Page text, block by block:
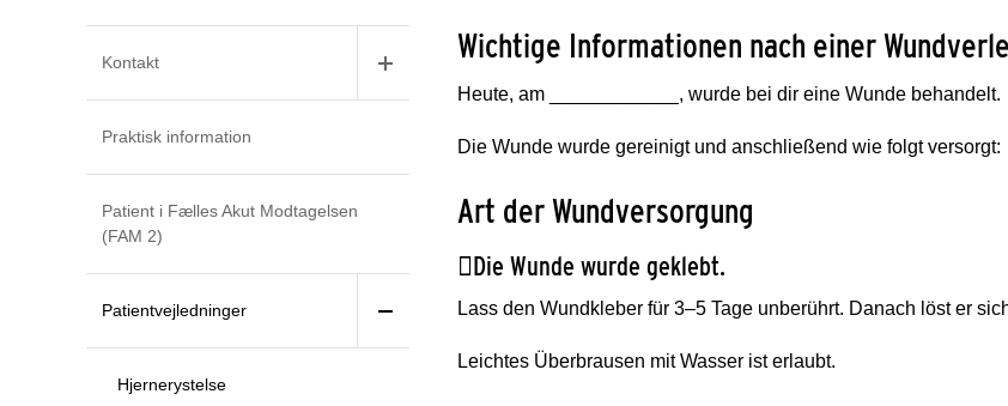
Kontakt
Praktisk information
Patient i Fælles Akut Modtagelsen
(FAM 2)
Patientvejledninger
Hjernerystelse
Wichtige Informationen nach einer
Heute, am ____________, wurde bei dir eine Wunde behandelt.
Die Wunde wurde gereinigt und anschließend wie folgt versorgt:
Art der Wundversorgung
Die Wunde wurde geklebt.
Lass den Wundkleber für 3–5 Tage unberührt. Danach löst er
Leichtes Überbrausen mit Wasser ist erlaubt.